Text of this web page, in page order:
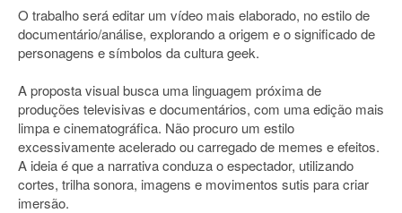
O trabalho será editar um vídeo mais elaborado, no estilo de
documentário/análise, explorando a origem e o significado de
personagens e símbolos da cultura geek.
A proposta visual busca uma linguagem próxima de
produções televisivas e documentários, com uma edição mais
limpa e cinematográfica. Não procuro um estilo
excessivamente acelerado ou carregado de memes e efeitos.
A ideia é que a narrativa conduza o espectador, utilizando
cortes, trilha sonora, imagens e movimentos sutis para criar
imersão.